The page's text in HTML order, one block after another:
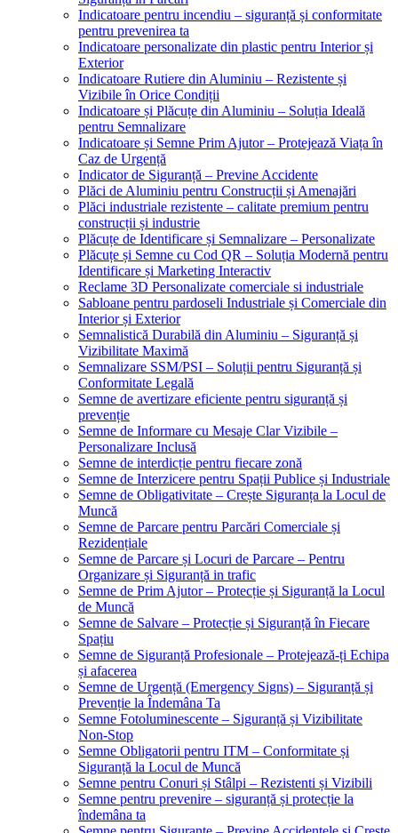
Indicatoare pentru incendiu – siguranță și conformitate
pentru prevenirea ta
Indicatoare personalizate din plastic pentru Interior și
Exterior
Indicatoare Rutiere din Aluminiu – Rezistente și
Vizibile în Orice Condiții
Indicatoare și Plăcuțe din Aluminiu – Soluția Ideală
pentru Semnalizare
Indicatoare și Semne Prim Ajutor – Protejează Viața în
Caz de Urgență
Indicator de Siguranță – Previne Accidente
Plăci de Aluminiu pentru Construcții și Amenajări
Plăci industriale rezistente – calitate premium pentru
construcții și industrie
Plăcuțe de Identificare și Semnalizare – Personalizate
Plăcuțe și Semne cu Cod QR – Soluția Modernă pentru
Identificare și Marketing Interactiv
Reclame 3D Personalizate comerciale si industriale
Sabloane pentru pardoseli Industriale și Comerciale din
Interior și Exterior
Semnalistică Durabilă din Aluminiu – Siguranță și
Vizibilitate Maximă
Semnalizare SSM/PSI – Soluții pentru Siguranță și
Conformitate Legală
Semne de avertizare eficiente pentru siguranță și
prevenție
Semne de Informare cu Mesaje Clar Vizibile –
Personalizare Inclusă
Semne de interdicție pentru fiecare zonă
Semne de Interzicere pentru Spații Publice și Industriale
Semne de Obligativitate – Crește Siguranța la Locul de
Muncă
Semne de Parcare pentru Parcări Comerciale și
Rezidențiale
Semne de Parcare și Locuri de Parcare – Pentru
Organizare și Siguranță in trafic
Semne de Prim Ajutor – Protecție și Siguranță la Locul
de Muncă
Semne de Salvare – Protecție și Siguranță în Fiecare
Spațiu
Semne de Siguranță Profesionale – Protejează-ți Echipa
și afacerea
Semne de Urgență (Emergency Signs) – Siguranță și
Prevenție la Îndemâna Ta
Semne Fotoluminescente – Siguranță și Vizibilitate
Non-Stop
Semne Obligatorii pentru ITM – Conformitate și
Siguranță la Locul de Muncă
Semne pentru Conuri și Stâlpi – Rezistenti și Vizibili
Semne pentru prevenire – siguranță și protecție la
îndemâna ta